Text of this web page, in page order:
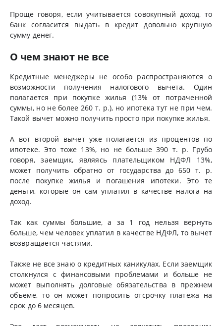
Проще говоря, если учитывается совокупный доход, то
банк согласится выдать в кредит довольно крупную
сумму денег.
О чем знают не все
Кредитные менеджеры не особо распространяются о
возможности получения налогового вычета. Один
полагается при покупке жилья (13% от потраченной
суммы, но не более 260 т. р.), но ипотека тут не при чем.
Такой вычет можно получить просто при покупке жилья.
А вот второй вычет уже полагается из процентов по
ипотеке. Это тоже 13%, но не больше 390 т. р. Грубо
говоря, заемщик, являясь плательщиком НДФЛ 13%,
может получить обратно от государства до 650 т. р.
после покупке жилья и погашения ипотеки. Это те
деньги, которые он сам уплатил в качестве налога на
доход.
Так как суммы большие, а за 1 год нельзя вернуть
больше, чем человек уплатил в качестве НДФЛ, то вычет
возвращается частями.
Также не все знаю о кредитных каникулах. Если заемщик
столкнулся с финансовыми проблемами и больше не
может выполнять долговые обязательства в прежнем
объеме, то он может попросить отсрочку платежа на
срок до 6 месяцев.